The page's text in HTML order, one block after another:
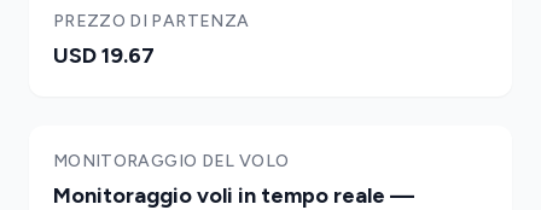
PREZZO DI PARTENZA
USD 19.67
MONITORAGGIO DEL VOLO
Monitoraggio voli in tempo reale —